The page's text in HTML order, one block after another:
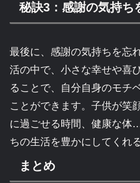
秘訣3：感謝の気持ち
最後に、感謝の気持ちを忘
活の中で、小さな幸せや喜
ることで、自分自身のモチ
ことができます。子供が笑
に過ごせる時間、健康な体
ちの生活を豊かにしてくれ
まとめ